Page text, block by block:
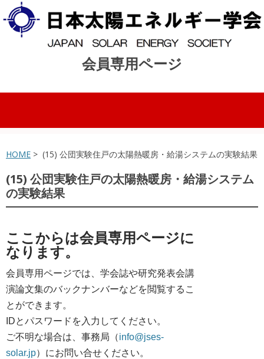
会員専用ページ
コンテンツへスキップ
HOME > (15) 公団実験住戸の太陽熱暖房・給湯システムの実験結果
(15) 公団実験住戸の太陽熱暖房・給湯システム
の実験結果
ここからは会員専用ページに
なります。
会員専用ページでは、学会誌や研究発表会講
演論文集のバックナンバーなどを閲覧するこ
とができます。
IDとパスワードを入力してください。
ご不明な場合は、事務局（info@jses-
solar.jp）にお問い合せください。